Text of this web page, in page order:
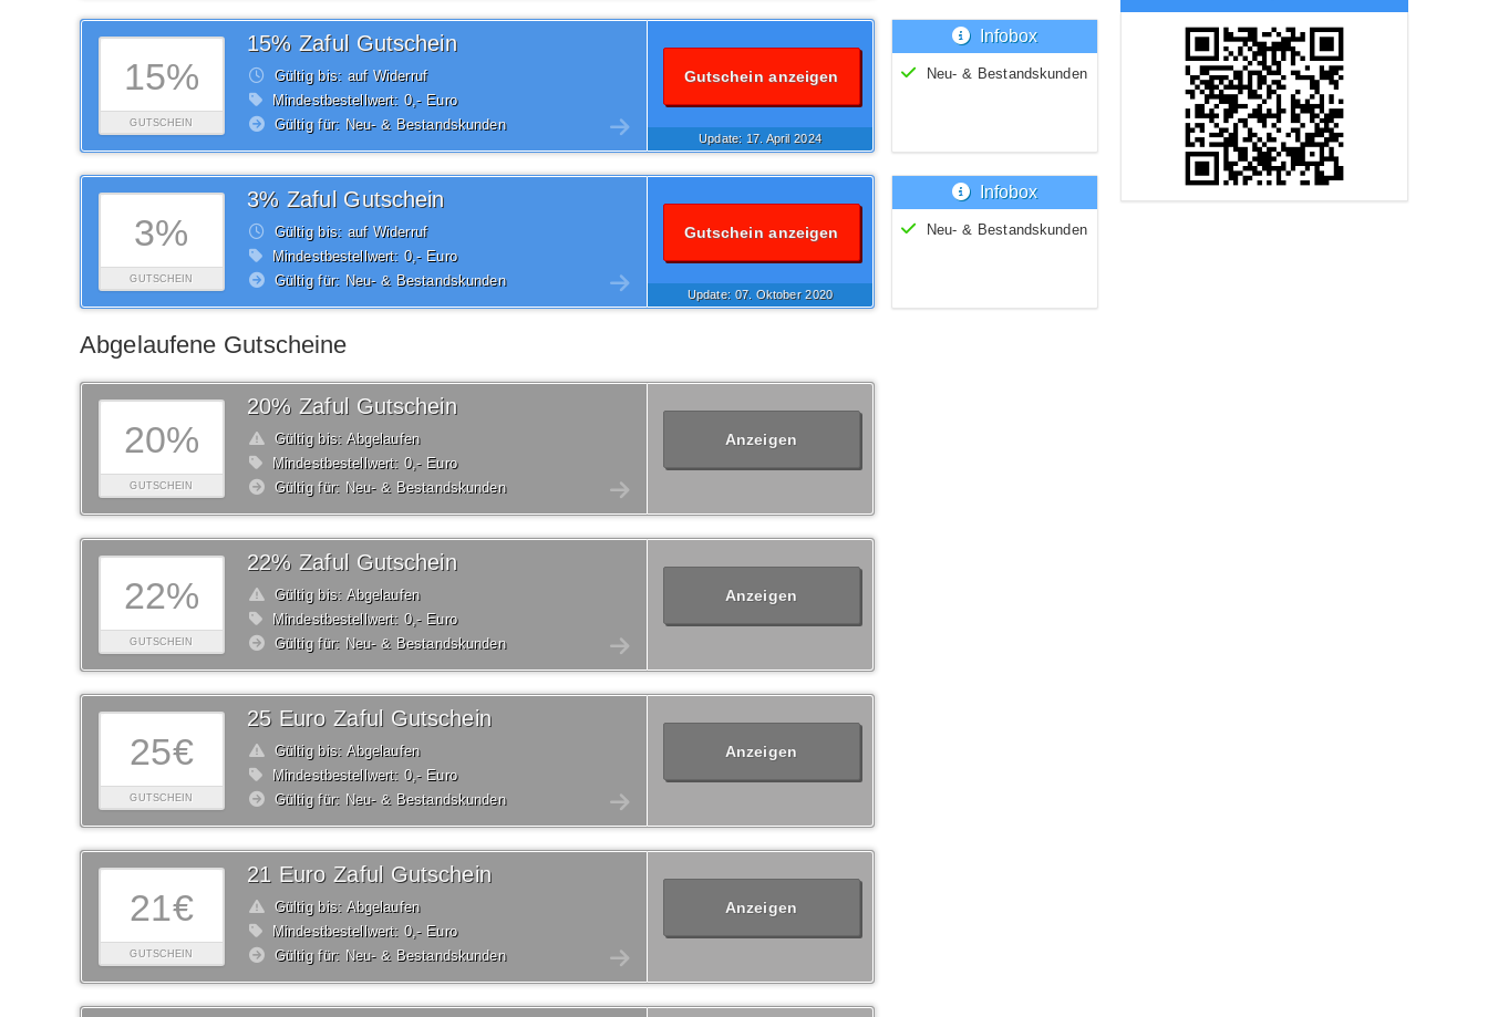
15%
GUTSCHEIN
15% Zaful Gutschein
Gültig bis: auf Widerruf
Mindestbestellwert: 0,- Euro
Gültig für: Neu- & Bestandskunden
Gutschein anzeigen
Update: 17. April2024
Infobox
Neu- & Bestandskunden
3%
GUTSCHEIN
3% Zaful Gutschein
Gültig bis: auf Widerruf
Mindestbestellwert: 0,- Euro
Gültig für: Neu- & Bestandskunden
Gutschein anzeigen
Update: 07. Oktober2020
Infobox
Neu- & Bestandskunden
Abgelaufene Gutscheine
20%
GUTSCHEIN
20% Zaful Gutschein
Gültig bis: Abgelaufen
Mindestbestellwert: 0,- Euro
Gültig für: Neu- & Bestandskunden
Anzeigen
22%
GUTSCHEIN
22% Zaful Gutschein
Gültig bis: Abgelaufen
Mindestbestellwert: 0,- Euro
Gültig für: Neu- & Bestandskunden
Anzeigen
25€
GUTSCHEIN
25 Euro Zaful Gutschein
Gültig bis: Abgelaufen
Mindestbestellwert: 0,- Euro
Gültig für: Neu- & Bestandskunden
Anzeigen
21€
GUTSCHEIN
21 Euro Zaful Gutschein
Gültig bis: Abgelaufen
Mindestbestellwert: 0,- Euro
Gültig für: Neu- & Bestandskunden
Anzeigen